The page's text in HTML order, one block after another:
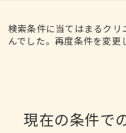
検索条件に当てはまるク
んでした。再度条件を変更
現在の条件で